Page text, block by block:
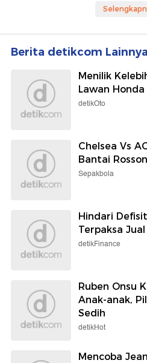
Berita detikcom Lainnya
Menilik
Lawan Honda
detikOto
Chelsea Vs
Bantai
Sepakbola
Hindari
Terpaksa
detikFinance
Ruben Onsu
Anak-anak,
Sedih
detikHot
Mencoba